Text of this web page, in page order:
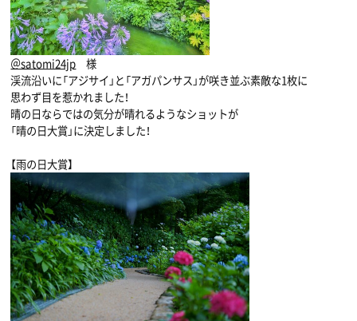
＠satomi24jp 様
渓流沿いに「アジサイ」と「アガパンサス」が咲き並ぶ素敵な1枚に
思わず目を惹かれました！
晴の日ならではの気分が晴れるようなショットが
「晴の日大賞」に決定しました！
【雨の日大賞】